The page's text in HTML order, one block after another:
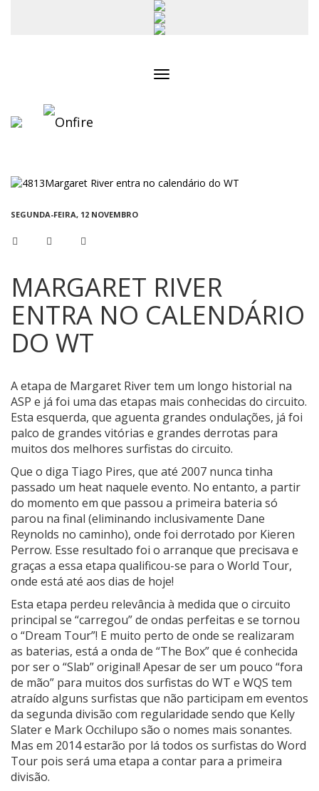
SEGUNDA-FEIRA, 12 NOVEMBRO
MARGARET RIVER
ENTRA NO CALENDÁRIO
DO WT
A etapa de Margaret River tem um longo historial na
ASP e já foi uma das etapas mais conhecidas do circuito.
Esta esquerda, que aguenta grandes ondulações, já foi
palco de grandes vitórias e grandes derrotas para
muitos dos melhores surfistas do circuito.
Que o diga Tiago Pires, que até 2007 nunca tinha
passado um heat naquele evento. No entanto, a partir
do momento em que passou a primeira bateria só
parou na final (eliminando inclusivamente Dane
Reynolds no caminho), onde foi derrotado por Kieren
Perrow. Esse resultado foi o arranque que precisava e
graças a essa etapa qualificou-se para o World Tour,
onde está até aos dias de hoje!
Esta etapa perdeu relevância à medida que o circuito
principal se “carregou” de ondas perfeitas e se tornou
o “Dream Tour”! E muito perto de onde se realizaram
as baterias, está a onda de “The Box” que é conhecida
por ser o “Slab” original! Apesar de ser um pouco “fora
de mão” para muitos dos surfistas do WT e WQS tem
atraído alguns surfistas que não participam em eventos
da segunda divisão com regularidade sendo que Kelly
Slater e Mark Occhilupo são o nomes mais sonantes.
Mas em 2014 estarão por lá todos os surfistas do Word
Tour pois será uma etapa a contar para a primeira
divisão.